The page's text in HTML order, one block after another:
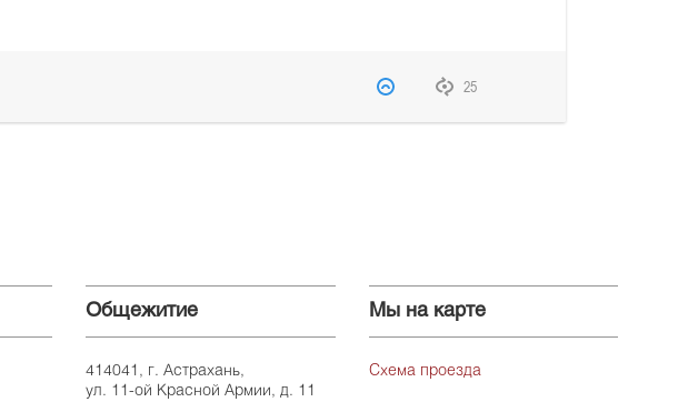
25
Общежитие
414041, г. Астрахань,
ул. 11-ой Красной Армии, д. 11
Мы на карте
Схема проезда